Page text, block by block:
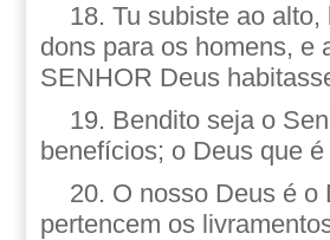
18. Tu subiste ao
dons para os homens, e
SENHOR Deus
19. Bendito seja o
benefícios; o Deus que
20. O nosso Deus é
pertencem os